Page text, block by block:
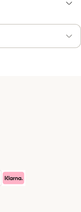
Method
Method
Klarna Payment Method